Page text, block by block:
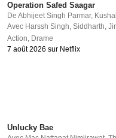
Operation Safed Saagar
DeAbhijeet Singh Parmar,
Avec Harssh Singh,Siddharth,
Action, Drame
7 août 2026 sur Netflix
Unlucky Bae